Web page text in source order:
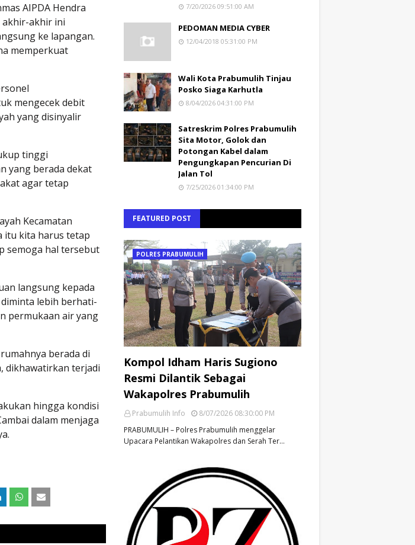
AIPDA Hendra
akhir-akhir ini
ke lapangan.
memperkuat
mengecek debit
yang disinyalir
tinggi
yang berada dekat
agar tetap
Kecamatan
itu kita harus tetap
semoga hal tersebut
langsung kepada
lebih berhati-
permukaan air yang
berada di
dikhawatirkan terjadi
hingga kondisi
dalam menjaga
7/20/2026 09:51:00 AM
PEDOMAN MEDIA CYBER
12/04/2018 05:31:00 PM
Wali Kota Prabumulih Tinjau
Posko Siaga Karhutla
8/04/2026 04:31:00 PM
Satreskrim Polres Prabumulih
Sita Motor, Golok dan
Potongan Kabel dalam
Pengungkapan Pencurian Di
Jalan Tol
7/25/2026 01:34:00 PM
FEATURED POST
POLRES PRABUMULIH
Kompol Idham Haris Sugiono
Resmi Dilantik Sebagai
Wakapolres Prabumulih
Prabumulih Info
8/07/2026 08:30:00 PM
PRABUMULIH – Polres Prabumulih menggelar
Upacara Pelantikan Wakapolres dan Serah Ter…